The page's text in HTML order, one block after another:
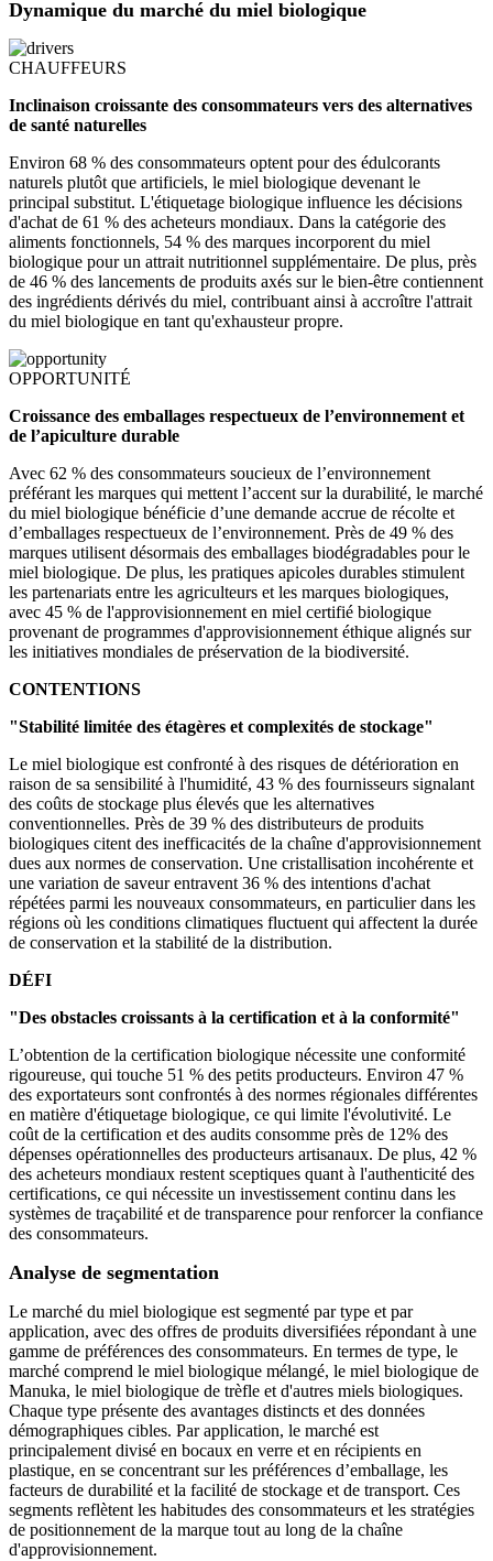
Dynamique du marché du miel biologique
CHAUFFEURS
Inclinaison croissante des consommateurs vers des alternatives
de santé naturelles
Environ 68 % des consommateurs optent pour des édulcorants
naturels plutôt que artificiels, le miel biologique devenant le
principal substitut. L'étiquetage biologique influence les décisions
d'achat de 61 % des acheteurs mondiaux. Dans la catégorie des
aliments fonctionnels, 54 % des marques incorporent du miel
biologique pour un attrait nutritionnel supplémentaire. De plus, près
de 46 % des lancements de produits axés sur le bien-être contiennent
des ingrédients dérivés du miel, contribuant ainsi à accroître l'attrait
du miel biologique en tant qu'exhausteur propre.
OPPORTUNITÉ
Croissance des emballages respectueux de l’environnement et
de l’apiculture durable
Avec 62 % des consommateurs soucieux de l’environnement
préférant les marques qui mettent l’accent sur la durabilité, le marché
du miel biologique bénéficie d’une demande accrue de récolte et
d’emballages respectueux de l’environnement. Près de 49 % des
marques utilisent désormais des emballages biodégradables pour le
miel biologique. De plus, les pratiques apicoles durables stimulent
les partenariats entre les agriculteurs et les marques biologiques,
avec 45 % de l'approvisionnement en miel certifié biologique
provenant de programmes d'approvisionnement éthique alignés sur
les initiatives mondiales de préservation de la biodiversité.
CONTENTIONS
"Stabilité limitée des étagères et complexités de stockage"
Le miel biologique est confronté à des risques de détérioration en
raison de sa sensibilité à l'humidité, 43 % des fournisseurs signalant
des coûts de stockage plus élevés que les alternatives
conventionnelles. Près de 39 % des distributeurs de produits
biologiques citent des inefficacités de la chaîne d'approvisionnement
dues aux normes de conservation. Une cristallisation incohérente et
une variation de saveur entravent 36 % des intentions d'achat
répétées parmi les nouveaux consommateurs, en particulier dans les
régions où les conditions climatiques fluctuent qui affectent la durée
de conservation et la stabilité de la distribution.
DÉFI
"Des obstacles croissants à la certification et à la conformité"
L’obtention de la certification biologique nécessite une conformité
rigoureuse, qui touche 51 % des petits producteurs. Environ 47 %
des exportateurs sont confrontés à des normes régionales différentes
en matière d'étiquetage biologique, ce qui limite l'évolutivité. Le
coût de la certification et des audits consomme près de 12% des
dépenses opérationnelles des producteurs artisanaux. De plus, 42 %
des acheteurs mondiaux restent sceptiques quant à l'authenticité des
certifications, ce qui nécessite un investissement continu dans les
systèmes de traçabilité et de transparence pour renforcer la confiance
des consommateurs.
Analyse de segmentation
Le marché du miel biologique est segmenté par type et par
application, avec des offres de produits diversifiées répondant à une
gamme de préférences des consommateurs. En termes de type, le
marché comprend le miel biologique mélangé, le miel biologique de
Manuka, le miel biologique de trèfle et d'autres miels biologiques.
Chaque type présente des avantages distincts et des données
démographiques cibles. Par application, le marché est
principalement divisé en bocaux en verre et en récipients en
plastique, en se concentrant sur les préférences d’emballage, les
facteurs de durabilité et la facilité de stockage et de transport. Ces
segments reflètent les habitudes des consommateurs et les stratégies
de positionnement de la marque tout au long de la chaîne
d'approvisionnement.